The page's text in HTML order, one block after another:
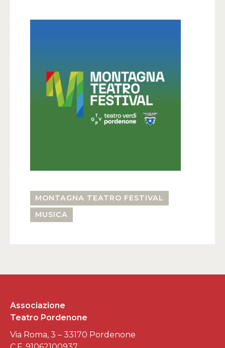
MONTAGNA TEATRO FESTIVAL
MUSICA
Associazione
Teatro Pordenone
Via Roma, 3 – 33170 Pordenone